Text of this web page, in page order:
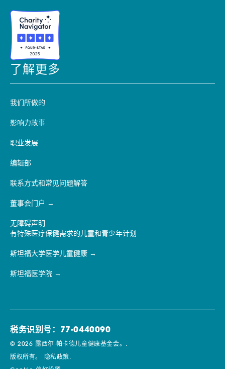
了解更多
我们所做的
影响力故事
职业发展
编辑部
联系方式和常见问题解答
董事会门户
无障碍声明
有特殊医疗保健需求的儿童和青少年计划
斯坦福大学医学儿童健康
斯坦福医学院
税务识别号：77-0440090
© 2026 露西尔·帕卡德儿童健康基金会。.
版权所有。 隐私政策.